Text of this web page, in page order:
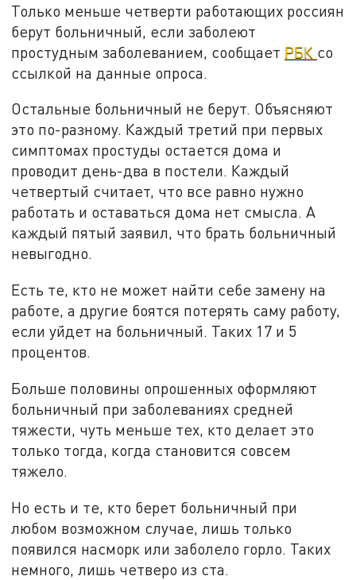
Только меньше четверти работающих россиян
берут больничный, если заболеют
простудным заболеванием, сообщает РБК со
ссылкой на данные опроса.
Остальные больничный не берут. Объясняют
это по-разному. Каждый третий при первых
симптомах простуды остается дома и
проводит день-два в постели. Каждый
четвертый считает, что все равно нужно
работать и оставаться дома нет смысла. А
каждый пятый заявил, что брать больничный
невыгодно.
Есть те, кто не может найти себе замену на
работе, а другие боятся потерять саму работу,
если уйдет на больничный. Таких 17 и 5
процентов.
Больше половины опрошенных оформляют
больничный при заболеваниях средней
тяжести, чуть меньше тех, кто делает это
только тогда, когда становится совсем
тяжело.
Но есть и те, кто берет больничный при
любом возможном случае, лишь только
появился насморк или заболело горло. Таких
немного, лишь четверо из ста.